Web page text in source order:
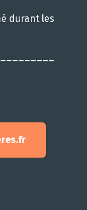
durant les